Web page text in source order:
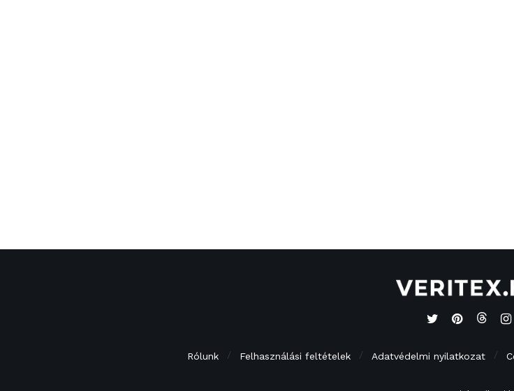
Rólunk Felhasználási feltételek Adatvédelmi nyilatkozat